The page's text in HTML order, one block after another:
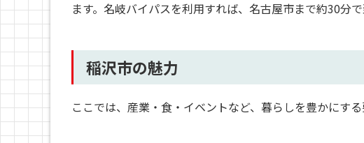
ます。名岐バイパスを利用すれば、名古屋市まで約30分で
稲沢市の魅力
ここでは、産業・食・イベントなど、暮らしを豊かにす